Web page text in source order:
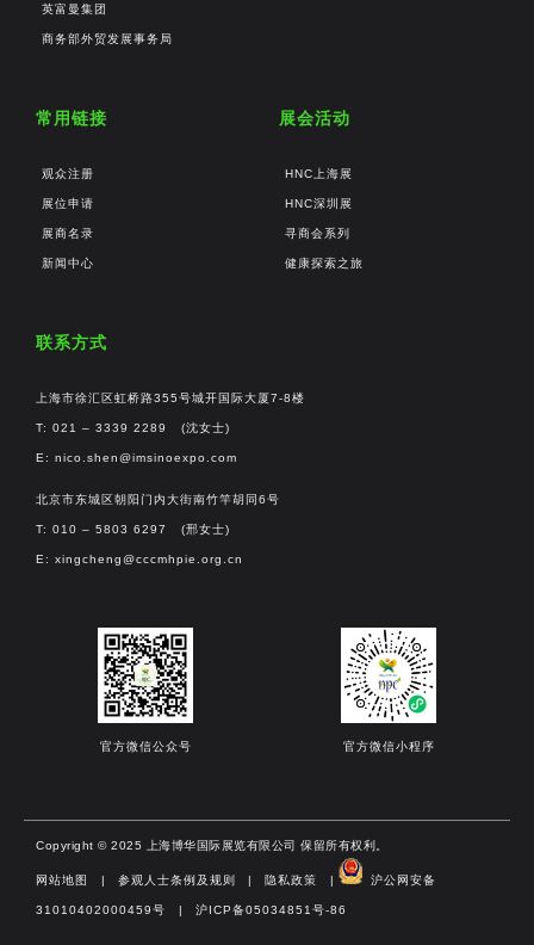
英富曼集团
商务部外贸发展事务局
常用链接
观众注册
展位申请
展商名录
新闻中心
展会活动
HNC上海展
HNC深圳展
寻商会系列
健康探索之旅
联系方式
上海市徐汇区虹桥路355号城开国际大厦7-8楼
T: 021 – 3339 2289 (沈女士)
E: nico.shen@imsinoexpo.com
北京市东城区朝阳门内大街南竹竿胡同6号
T: 010 – 5803 6297 (邢女士)
E: xingcheng@cccmhpie.org.cn
官方微信公众号 官方微信小程序
Copyright © 2025 上海博华国际展览有限公司 保留所有权利。
网站地图 | 参观人士条例及规则 | 隐私政策 | 沪公网安备
31010402000459号​ | 沪ICP备05034851号-86